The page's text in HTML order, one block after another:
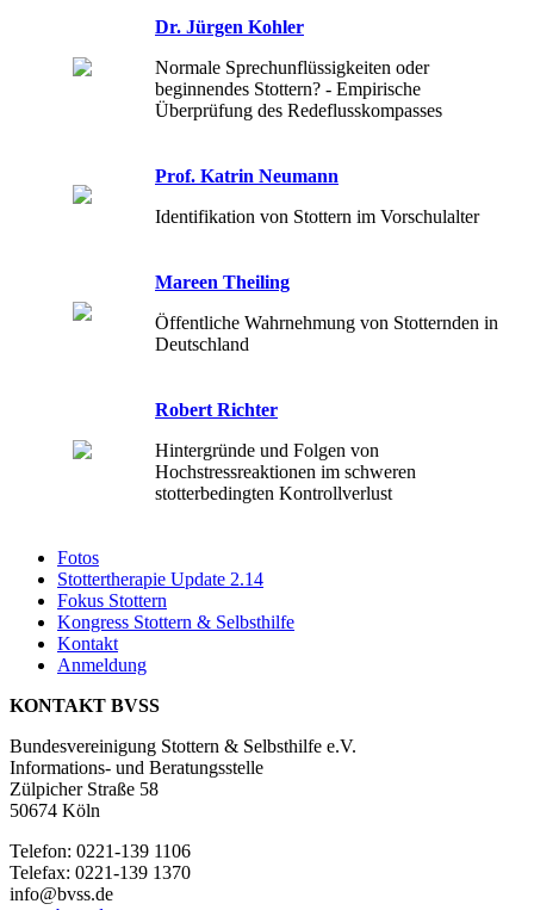
Dr. Jürgen Kohler
Normale Sprechunflüssigkeiten oder
beginnendes Stottern? - Empirische
Überprüfung des Redeflusskompasses
Prof. Katrin Neumann
Identifikation von Stottern im Vorschulalter
Mareen Theiling
Öffentliche Wahrnehmung von Stotternden in
Deutschland
Robert Richter
Hintergründe und Folgen von
Hochstressreaktionen im schweren
stotterbedingten Kontrollverlust
Fotos
Stottertherapie Update 2.14
Fokus Stottern
Kongress Stottern & Selbsthilfe
Kontakt
Anmeldung
KONTAKT BVSS
Bundesvereinigung Stottern & Selbsthilfe e.V.
Informations- und Beratungsstelle
Zülpicher Straße 58
50674 Köln
Telefon: 0221-139 1106
Telefax: 0221-139 1370
info@bvss.de